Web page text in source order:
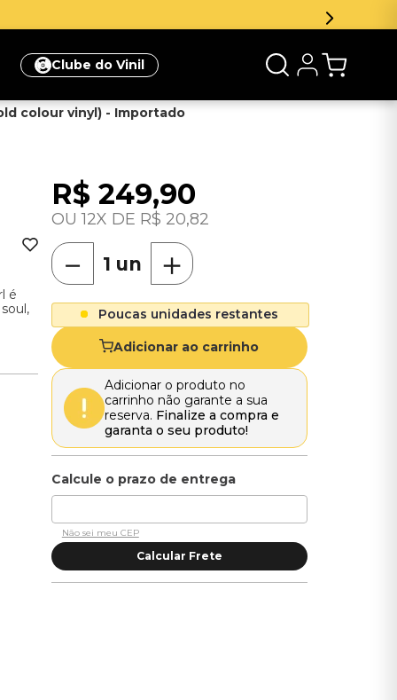
Clube do Vinil
colour vinyl) - Importado
é
R$ 249,90
12 R$ 20,82
＋
－
Poucas unidades restantes
Adicionar ao carrinho
Adicionar o produto no
carrinho não garante a sua
reserva. Finalize a compra e
garanta o seu produto!
Não sei meu CEP